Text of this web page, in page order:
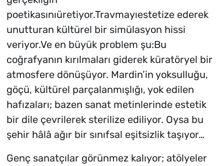
poetikasınıüretiyor.Travmayıestetize ederek
unutturan kültürel bir simülasyon hissi
veriyor.Ve en büyük problem şu:Bu
coğrafyanın kırılmaları giderek küratöryel bir
atmosfere dönüşüyor. Mardin’in yoksulluğu,
göçü, kültürel parçalanmışlığı, yok edilen
hafızaları; bazen sanat metinlerinde estetik
bir dile çevrilerek sterilize ediliyor. Oysa bu
şehir hâlâ ağır bir sınıfsal eşitsizlik taşıyor…
Genç sanatçılar görünmez kalıyor; atölyeler